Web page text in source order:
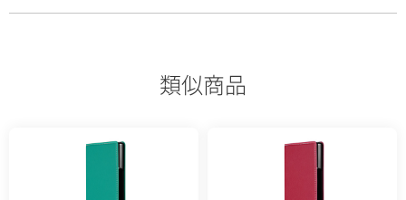
類似商品